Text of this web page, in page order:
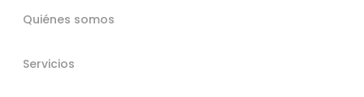
Quiénes somos
Servicios